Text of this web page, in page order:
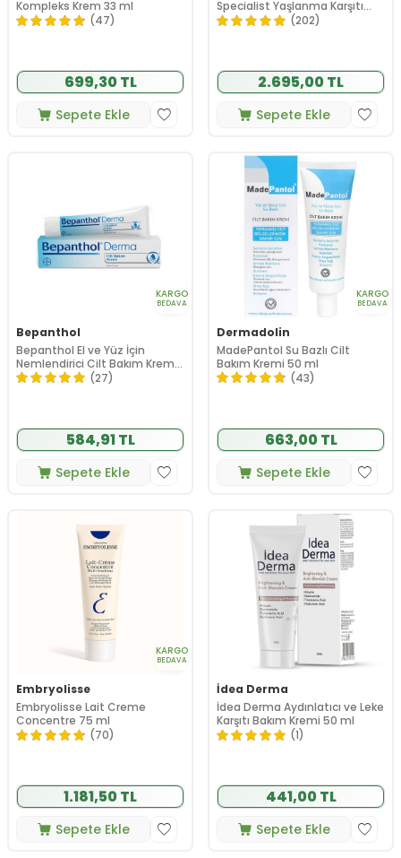
Kompleks Krem 33 ml
(47)
699,30 TL
Sepete Ekle
Specialist Yaşlanma Karşıtı
Bakım Kremi 50 ml
(202)
2.695,00 TL
Sepete Ekle
KARGO
BEDAVA
Bepanthol
Bepanthol El ve Yüz İçin
Nemlendirici Cilt Bakım Kremi
100 gr
(27)
584,91 TL
Sepete Ekle
KARGO
BEDAVA
Dermadolin
MadePantol Su Bazlı Cilt
Bakım Kremi 50 ml
(43)
663,00 TL
Sepete Ekle
KARGO
BEDAVA
Embryolisse
Embryolisse Lait Creme
Concentre 75 ml
(70)
1.181,50 TL
Sepete Ekle
İdea Derma
İdea Derma Aydınlatıcı ve Leke
Karşıtı Bakım Kremi 50 ml
(1)
441,00 TL
Sepete Ekle